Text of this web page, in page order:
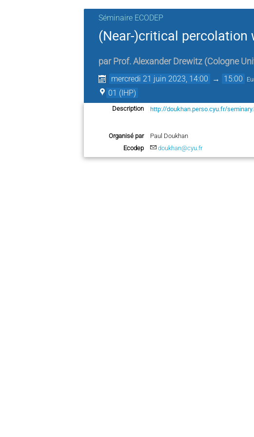
Séminaire ECODEP
(Near-)critical percolation
par Prof. Alexander Drewitz (Cologne
mercredi 21 juin 2023, 14:00 → 15:00
01 (IHP)
Description http://doukhan.perso.cyu.fr/
Organisé par
Paul Doukhan
Ecodep
doukhan@cyu.fr